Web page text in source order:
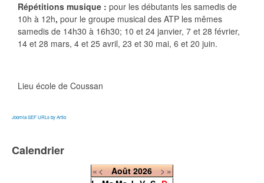
Répétitions musique : pour les débutants les samedis de
10h à 12h, pour le groupe musical des ATP les mêmes
samedis de 14h30 à 16h30; 10 et 24 janvier, 7 et 28 février,
14 et 28 mars, 4 et 25 avril, 23 et 30 mai, 6 et 20 juin.
Lieu école de Coussan
Joomla SEF URLs by Artio
Calendrier
«< Août 2026 >»